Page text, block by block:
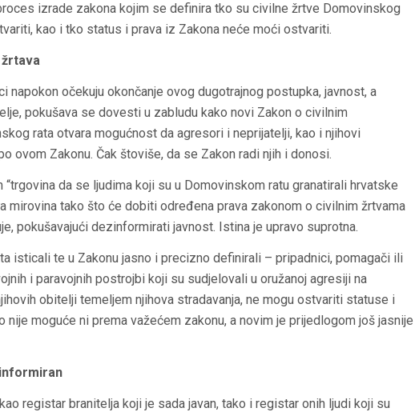
izrade zakona kojim se definira tko su civilne žrtve Domovinskog
kao i tko status i prava iz Zakona neće moći ostvariti.
napokon očekuju okončanje ovog dugotrajnog postupka, javnost, a
pokušava se dovesti u zabludu kako novi Zakon o civilnim
rata otvara mogućnost da agresori i neprijatelji, kao i njihovi
ovom Zakonu. Čak štoviše, da se Zakon radi njih i donosi.
“trgovina da se ljudima koji su u Domovinskom ratu granatirali hrvatske
mirovina tako što će dobiti određena prava zakonom o civilnim žrtvama
pokušavajući dezinformirati javnost. Istina je upravo suprotna.
isticali te u Zakonu jasno i precizno definirali – pripadnici, pomagači ili
i paravojnih postrojbi koji su sudjelovali u oružanoj agresiji na
obitelji temeljem njihova stradavanja, ne mogu ostvariti statuse i
nije moguće ni prema važećem zakonu, a novim je prijedlogom još jasnije
registar branitelja koji je sada javan, tako i registar onih ljudi koji su